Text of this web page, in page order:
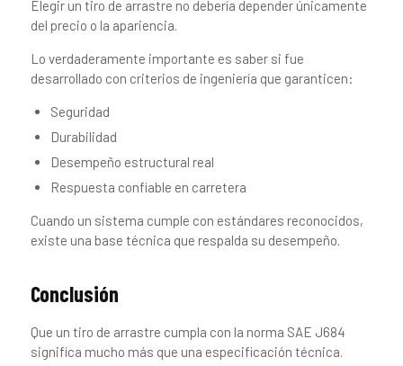
Elegir un tiro de arrastre no debería depender únicamente
del precio o la apariencia.
Lo verdaderamente importante es saber si fue
desarrollado con criterios de ingeniería que garanticen:
Seguridad
Durabilidad
Desempeño estructural real
Respuesta confiable en carretera
Cuando un sistema cumple con estándares reconocidos,
existe una base técnica que respalda su desempeño.
Conclusión
Que un tiro de arrastre cumpla con la norma SAE J684
significa mucho más que una especificación técnica.